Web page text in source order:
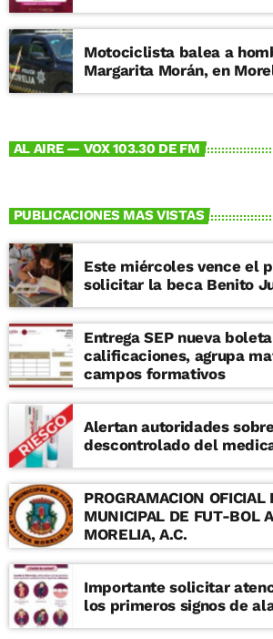
Motociclista balea a
Margarita Morán, en
AL AIRE — VOX 103.30 DE FM
PUBLICACIONES MAS VISTAS
Este miércoles vence el
solicitar la beca Benito
Entrega SEP nueva
calificaciones, agrupa
campos formativos
Alertan autoridades
descontrolado del
PROGRAMACION OFICIAL
MUNICIPAL DE FUT-BOL
MORELIA, A.C.
Importante solicitar
los primeros signos de